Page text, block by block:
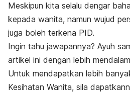
Meskipun kita selalu dengar
kepada wanita, namun wujud
juga boleh terkena PID.
Ingin tahu jawapannya? Ayuh
artikel ini dengan lebih
Untuk mendapatkan lebih
Kesihatan Wanita, sila